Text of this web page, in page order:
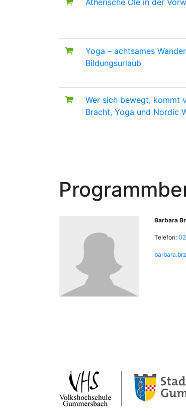
Ätherische Öle in der
Yoga – achtsames
Bildungsurlaub
Wer sich bewegt, kommt
Bracht, Yoga und Nordic
Barbara
Telefon: